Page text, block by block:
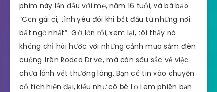
phim này lần đầu với mẹ, năm 16 tuổi, và bà bảo
“Con gái ơi, tình yêu đôi khi bắt đầu từ những nơi
bất ngờ nhất”. Giờ lớn rồi, xem lại, tôi thấy nó
không chỉ hài hước với những cảnh mua sắm điên
cuồng trên Rodeo Drive, mà còn sâu sắc về việc
chữa lành vết thương lòng. Bạn có tin vào chuyện
cổ tích hiện đại, kiểu như cô bé Lọ Lem phiên bản